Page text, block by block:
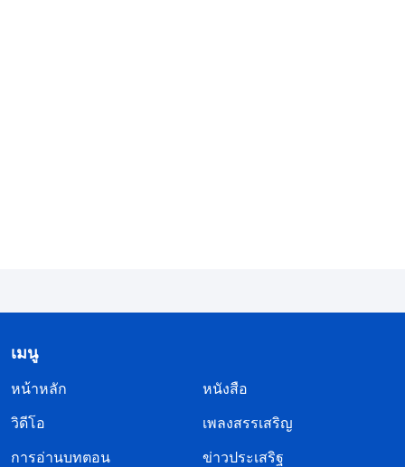
หลังอธิษฐานฉันก็นึกขึ้นได้ว่าองค์พระเยซูเจ้าสอนให้
เราปฏิบัติต่อผู้อื่นด้วยความรัก การไล่พวกเธอออกไป
เมนู
หน้าหลัก
หนังสือ
วิดีโอ
เพลงสรรเสริญ
การอ่านบทตอน
ข่าวประเสริฐ